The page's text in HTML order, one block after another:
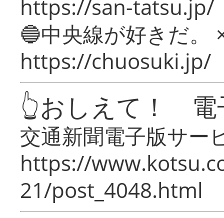
https://san-tatsu.jp/
🔵中央線が好きだ。
https://chuosuki.jp/
👆おしえて！ 電
交通新聞電子版サー
https://
21/post_4048.html